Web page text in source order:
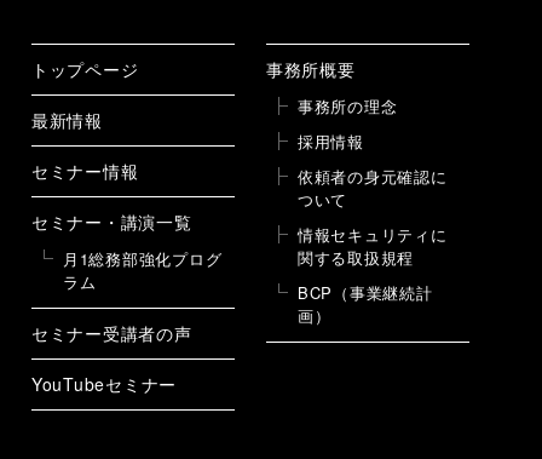
トップページ
最新情報
セミナー情報
セミナー・講演一覧
月1総務部強化プログ
ラム
セミナー受講者の声
YouTubeセミナー
事務所概要
事務所の理念
採用情報
依頼者の身元確認に
ついて
情報セキュリティに
関する取扱規程
BCP（事業継続計
画）